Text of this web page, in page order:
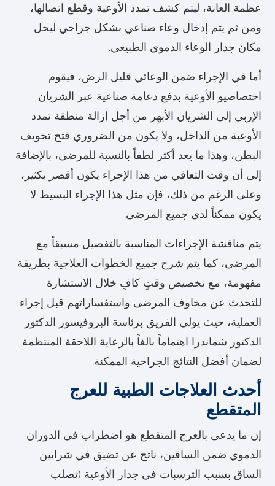
عظمة العانة، ليتم كشف تمدد الأوعية وقطع اتصالها،
ومن ثم يتم إدخال وعاء صناعي بشكل جراحي ليحل
مكان جدار الوعاء الدموي الطبيعي.
أما في الإجراء ضمن الوعائي قليل الرض، فيقوم
اختصاصيو الأوعية بدفع دعامة صناعية عبر الشريان
الإربي إلى الشريان الأبهر من أجل إزالة منطقة تمدد
الأوعية من الداخل، ولا يكون من الضروري فتح تجويف
البطن، وهذا ما يعد أكثر لطفاً بالنسبة للمرضى، بالإضافة
إلى أن وقت التعافي من هذا الإجراء يكون أقصر بكثير،
وعلى الرغم من ذلك، فإن مثل هذا الإجراء البسيط لا
يكون ممكناً لدى جميع المرضى.
يتم مناقشة الإجراءات المناسبة بالتفصيل مسبقاً مع
المرضى، كما يتم شرح جميع الخطوات العلاجية بطريقة
مفهومة، مع تخصيص وقتٍ كافٍ خلال الاستشارة
للتحدث عن مخاوف المرضى واستفساراتهم قبل إجراء
العملية، حيث يولي الفريق برئاسة البروفيسور الدكتور
الدكتور شماندرا اهتماماً بالغاً بالرعاية اللاحقة المنتظمة
لضمان أفضل النتائج الجراحية الممكنة.
أحدث العلاجات الطبية للعرج
المتقطع
إن ما يدعى بالعرج المتقطع هو اضطراب في الدوران
الدموي ضمن الساقين، ناتج عن تضيق في شرايين
الساق بسبب الترسبات في جدار الأوعية (تصلب